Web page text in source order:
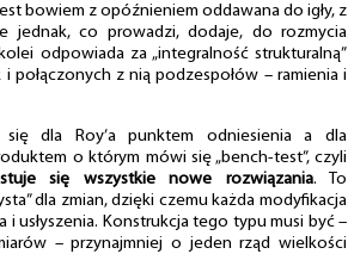
bowiem z opóźnieniem oddawana do igły, z
jednak, co prowadzi, dodaje, do rozmycia
odpowiada za „integralność strukturalną”
połączonych z nią podzespołów – ramienia i
się dla Roy’a punktem odniesienia a dla
o którym mówi się „bench-test”, czyli
się wszystkie nowe rozwiązania. To
dla zmian, dzięki czemu każda modyfikacja
i usłyszenia. Konstrukcja tego typu musi być –
– przynajmniej o jeden rząd wielkości